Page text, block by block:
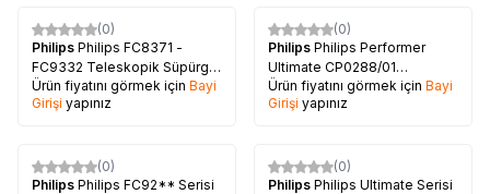
(0)
Philips Philips FC8371 -
FC9332 Teleskopik Süpürge
Borusu
Ürün fiyatını görmek için Bayi
Girişi yapınız
(0)
Philips Philips Performer
Ultimate CP0288/01
Teleskopik Boru
Ürün fiyatını görmek için Bayi
Girişi yapınız
(0)
Philips Philips FC92** Serisi
(0)
Philips Philips Ultimate Serisi